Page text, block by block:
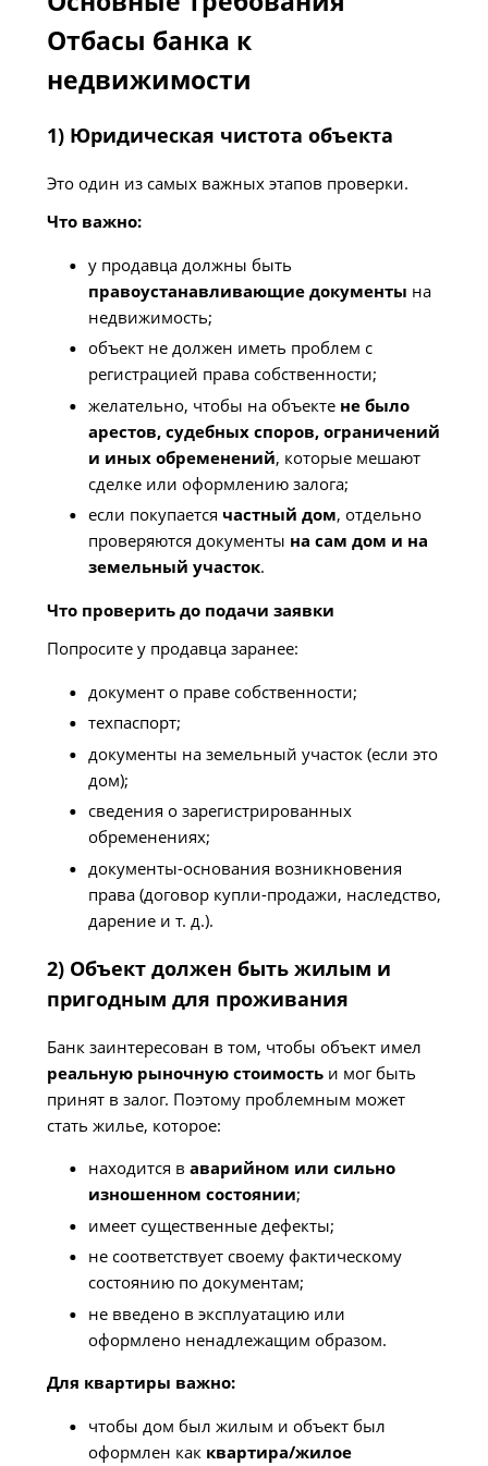
Отбасы банка к
недвижимости
1) Юридическая чистота объекта
Это один из самых важных этапов проверки.
Что важно:
у продавца должны быть
правоустанавливающие документы на
недвижимость;
объект не должен иметь проблем с
регистрацией права собственности;
желательно, чтобы на объекте не было
арестов, судебных споров, ограничений
и иных обременений, которые мешают
сделке или оформлению залога;
если покупается частный дом, отдельно
проверяются документы на сам дом и на
земельный участок.
Что проверить до подачи заявки
Попросите у продавца заранее:
документ о праве собственности;
техпаспорт;
документы на земельный участок (если это
дом);
сведения о зарегистрированных
обременениях;
документы-основания возникновения
права (договор купли-продажи, наследство,
дарение и т. д.).
2) Объект должен быть жилым и
пригодным для проживания
Банк заинтересован в том, чтобы объект имел
реальную рыночную стоимостьи мог быть
принят в залог. Поэтому проблемным может
стать жилье, которое:
находится в аварийном или сильно
изношенном состоянии;
имеет существенные дефекты;
не соответствует своему фактическому
состоянию по документам;
не введено в эксплуатацию или
оформлено ненадлежащим образом.
Для квартиры важно:
чтобы дом был жилым и объект был
оформлен как квартира/жилое